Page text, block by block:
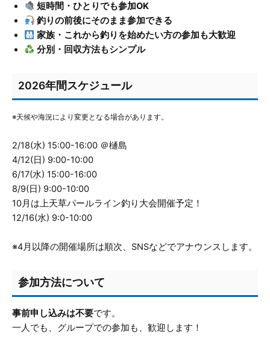
短時間・ひとりでも参加OK
釣りの前後にそのまま参加できる
家族・これから釣りを始めたい方の参加も大歓迎
分別・回収方法もシンプル
2026年間スケジュール
※天候や海況により変更となる場合があります。
2/18(水) 15:00-16:00 ＠樋島
4/12(日) 9:00-10:00
6/17(水) 15:00-16:00
8/9(日) 9:00-10:00
10月は上天草パールライン釣り大会開催予定！
12/16(水) 9:0-10:00
※4月以降の開催場所は順次、SNSなどでアナウンスします。
参加方法について
事前申し込みは不要です。
一人でも、グループでの参加も、歓迎します！